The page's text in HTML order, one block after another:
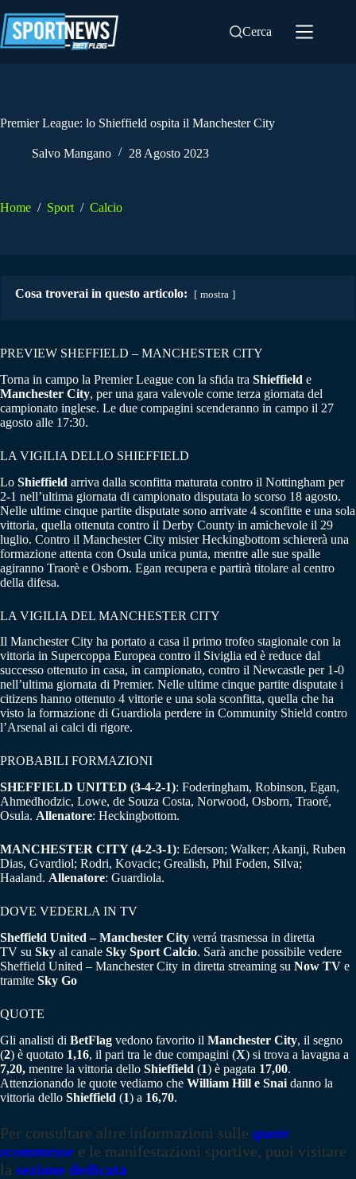
al
contenuto
Cerca
Premier League: lo Shieffield ospita il Manchester City
Salvo Mangano 28 Agosto 2023
Home / Sport / Calcio
Cosa troverai in questo articolo: mostra
PREVIEW SHEFFIELD – MANCHESTER CITY
Torna in campo la Premier League con la sfida tra Shieffield e
Manchester City, per una gara valevole come terza giornata del
campionato inglese. Le due compagini scenderanno in campo il 27
agosto alle 17:30.
LA VIGILIA DELLO SHIEFFIELD
Lo Shieffield arriva dalla sconfitta maturata contro il Nottingham per
2-1 nell’ultima giornata di campionato disputata lo scorso 18 agosto.
Nelle ultime cinque partite disputate sono arrivate 4 sconfitte e una sola
vittoria, quella ottenuta contro il Derby County in amichevole il 29
luglio. Contro il Manchester City mister Heckingbottom schiererà una
formazione attenta con Osula unica punta, mentre alle sue spalle
agiranno Traorè e Osborn. Egan recupera e partirà titolare al centro
della difesa.
LA VIGILIA DEL MANCHESTER CITY
Il Manchester City ha portato a casa il primo trofeo stagionale con la
vittoria in Supercoppa Europea contro il Siviglia ed è reduce dal
successo ottenuto in casa, in campionato, contro il Newcastle per 1-0
nell’ultima giornata di Premier. Nelle ultime cinque partite disputate i
citizens hanno ottenuto 4 vittorie e una sola sconfitta, quella che ha
visto la formazione di Guardiola perdere in Community Shield contro
l’Arsenal ai calci di rigore.
PROBABILI FORMAZIONI
SHEFFIELD UNITED (3-4-2-1): Foderingham, Robinson, Egan,
Ahmedhodzic, Lowe, de Souza Costa, Norwood, Osborn, Traoré,
Osula. Allenatore: Heckingbottom.
MANCHESTER CITY (4-2-3-1): Ederson; Walker; Akanji, Ruben
Dias, Gvardiol; Rodri, Kovacic; Grealish, Phil Foden, Silva;
Haaland. Allenatore: Guardiola.
DOVE VEDERLA IN TV
Sheffield United – Manchester City verrá trasmessa in diretta
TV su Sky al canale Sky Sport Calcio. Sarà anche possibile vedere
Sheffield United – Manchester City in diretta streaming su Now TV e
tramite Sky Go
QUOTE
Gli analisti di BetFlag vedono favorito il Manchester City, il segno
(2) è quotato 1,16, il pari tra le due compagini (X) si trova a lavagna a
7,20, mentre la vittoria dello Shieffield (1) è pagata 17,00.
Attenzionando le quote vediamo che William Hill e Snai danno la
vittoria dello Shieffield (1) a 16,70.
Per consultare altre informazioni sulle quote
scommesse e le manifestazioni sportive, puoi visitare
la sezione dedicata